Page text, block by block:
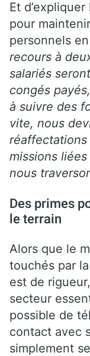
Et
pour
personnels
recours à
salariés
congés
à suivre des
vite, nous
réaffectations
missions
nous
Des primes
le terrain
Alors que le
touchés par
est de
secteur
possible de
contact avec
simplement